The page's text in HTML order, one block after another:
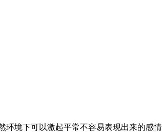
环境下可以激起平常不容易表现出来的感情